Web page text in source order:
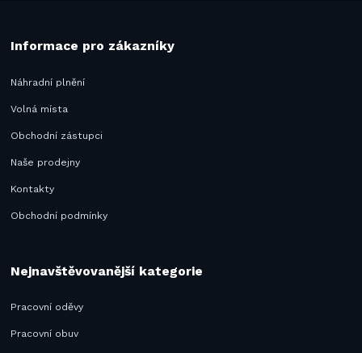
Informace pro zákazníky
Náhradní plnění
Volná místa
Obchodní zástupci
Naše prodejny
Kontakty
Obchodní podmínky
Nejnavštěvovanější kategorie
Pracovní oděvy
Pracovní obuv